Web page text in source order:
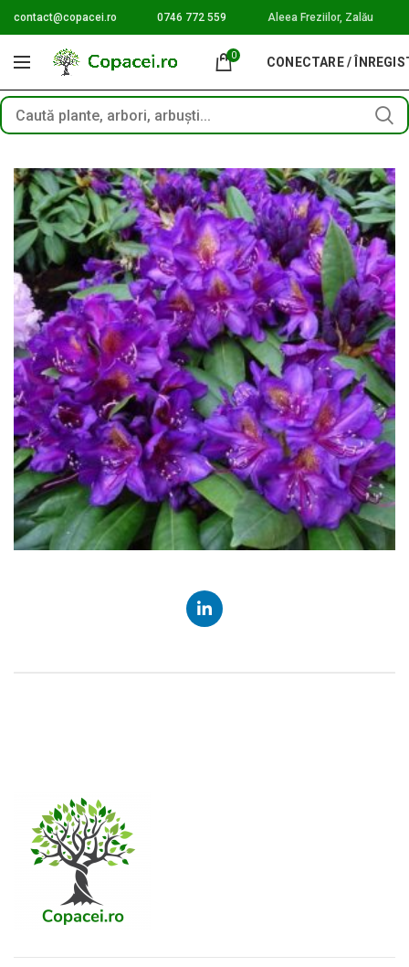
contact@copacei.ro 0746 772 559 Aleea Freziilor, Zalău
0 CONECTARE /